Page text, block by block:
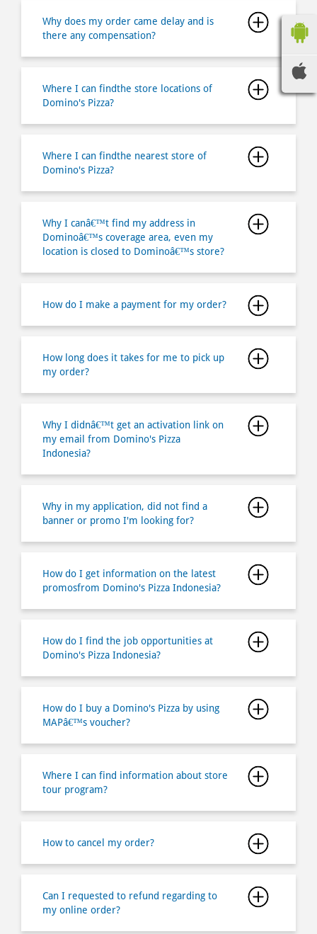
Domino's Pizza?
Domino's Pizza?
Dominoâ€™s coverage area, even my
location is closed to Dominoâ€™s store?
How do I make a payment for my order?
How long does it takes for me to pick up
my email from Domino's Pizza
Indonesia?
Why in my application, did not find a
banner or promo I'm looking for?
promosfrom Domino's Pizza Indonesia?
Domino's Pizza Indonesia?
MAPâ€™s voucher?
tour program?
Can I requested to refund regarding to
online ordering?